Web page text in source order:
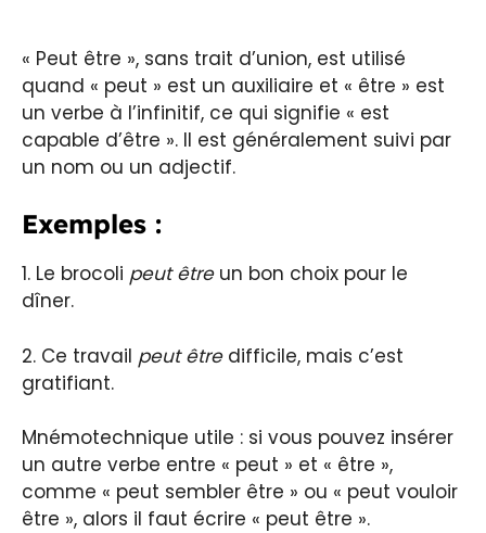
« Peut être », sans trait d’union, est utilisé
quand « peut » est un auxiliaire et « être » est
un verbe à l’infinitif, ce qui signifie « est
capable d’être ». Il est généralement suivi par
un nom ou un adjectif.
Exemples :
1. Le brocoli peut êtreun bon choix pour le
dîner.
2. Ce travail peut êtredifficile, mais c’est
gratifiant.
Mnémotechnique utile : si vous pouvez insérer
un autre verbe entre « peut » et « être »,
comme « peut sembler être » ou « peut vouloir
être », alors il faut écrire « peut être ».